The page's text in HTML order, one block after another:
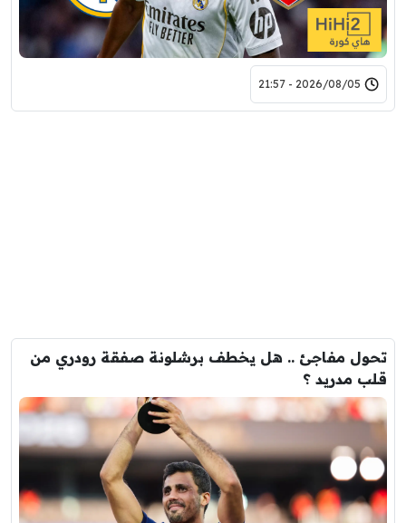
2026/08/05 - 21:57
تحول مفاجئ .. هل يخطف برشلونة صفقة رودري من
قلب مدريد ؟